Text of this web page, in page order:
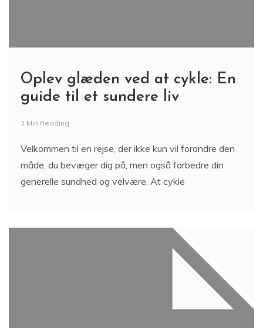
Oplev glæden ved at cykle: En
guide til et sundere liv
3 Min Reading
Velkommen til en rejse, der ikke kun vil forandre den
måde, du bevæger dig på, men også forbedre din
generelle sundhed og velvære. At cykle